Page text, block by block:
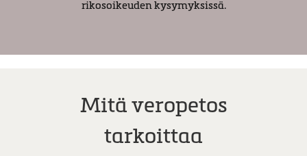
rikosoikeuden kysymyksissä.
Mitä veropetos
tarkoittaa